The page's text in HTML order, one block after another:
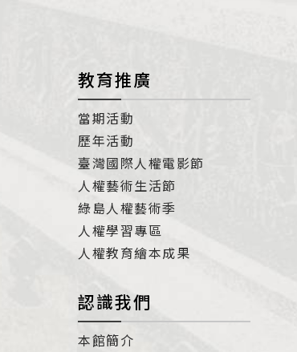
教育推廣
當期活動
歷年活動
臺灣國際人權電影節
人權藝術生活節
綠島人權藝術季
人權學習專區
人權教育繪本成果
認識我們
本館簡介